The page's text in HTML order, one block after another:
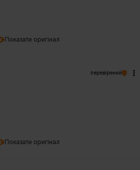
Показати оригінал
Показати оригінал
перевірений